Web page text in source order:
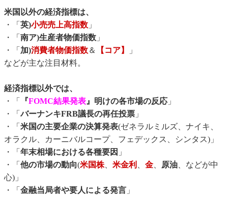
米国以外の経済指標は、
・「 英)小売売上高指数 」
・「 南ア)生産者物価指数 」
・「 加)消費者物価指数＆ 【コア】
」
などが主な注目材料。
経済指標以外では、
・「
『FOMC結果発表』明けの各市場の反応 」
・「バーナンキFRB議長の再任投票 」
・「 米国の主要企業の決算発表(ゼネラルミルズ、ナイキ、
オラクル、カーニバルコープ、フェデックス、シンタス)」
・「 年末相場における各種要因 」
・「 他の市場の動向(米国株、 米金利 、 金、 原油、などが中
心)」
・「 金融当局者や要人による発言 」